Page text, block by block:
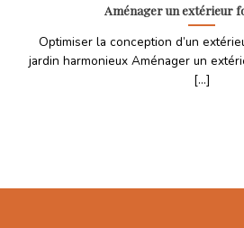
Aménager un extérieur
Optimiser la conception d’un
jardin harmonieux Aménager un
[...]